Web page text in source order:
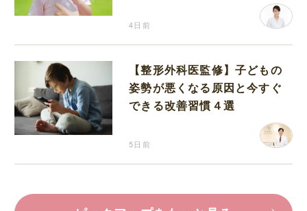
4日前
【整形外科医監修】子どもの
姿勢が悪くなる原因と今すぐ
できる改善習慣４選
5日前